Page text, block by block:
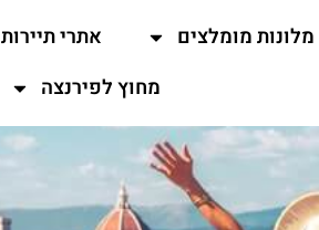
מלונות מומלצים אתרי תיירות
מחוץ לפירנצה